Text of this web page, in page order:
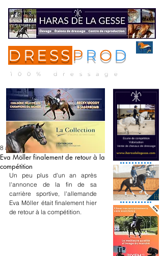
DRESS P R O D
100% dressage
Eva Möller finalement de retour à la
compétition
8 août 2024
Un peu plus d'un an après
l'annonce de la fin de sa
carrière sportive, l'allemande
Eva Möller était finalement hier
de retour à la compétition.